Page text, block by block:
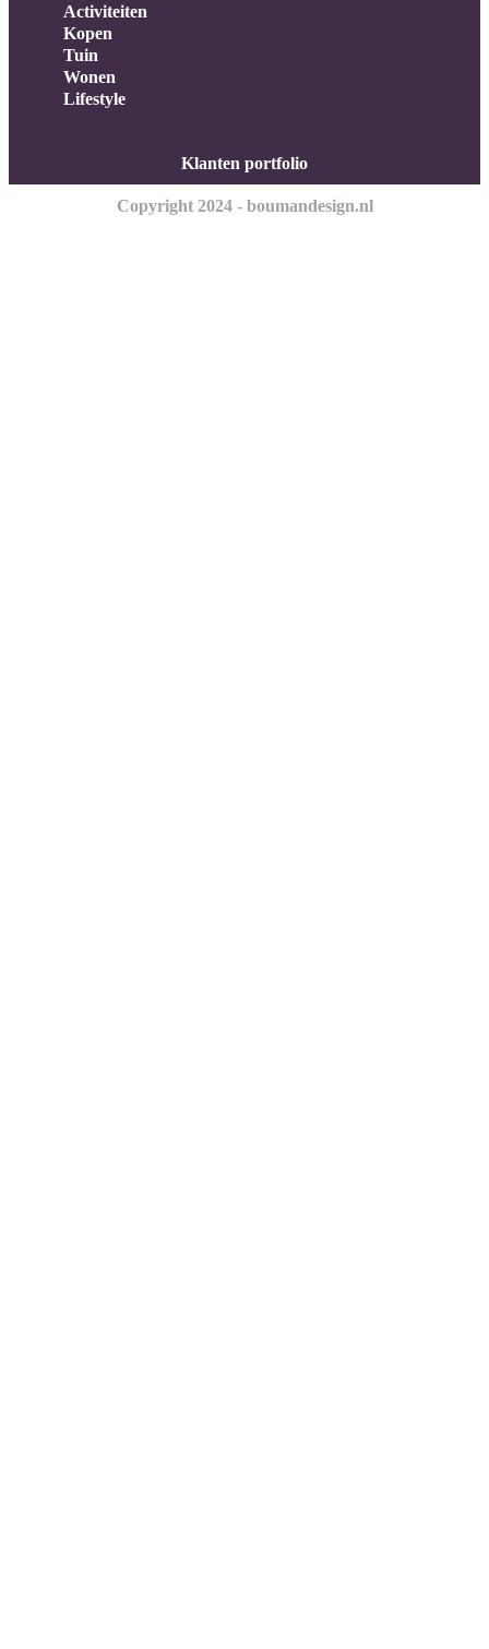
Activiteiten
Kopen
Tuin
Wonen
Lifestyle
Klanten portfolio
Copyright 2024 - boumandesign.nl